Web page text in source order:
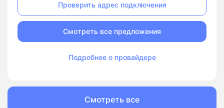
Проверить адрес подключения
Смотреть все предложения
Подробнее о провайдере
Смотреть все